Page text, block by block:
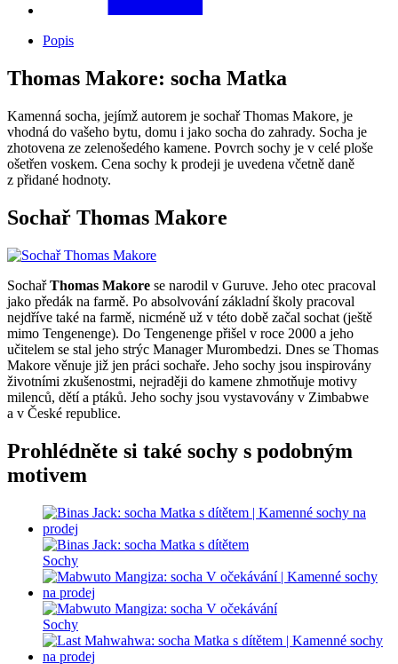
Popis
Thomas Makore: socha Matka
Kamenná socha, jejímž autorem je sochař Thomas Makore, je
vhodná do vašeho bytu, domu i jako socha do zahrady. Socha je
zhotovena ze zelenošedého kamene. Povrch sochy je v celé ploše
ošetřen voskem. Cena sochy k prodeji je uvedena včetně daně
z přidané hodnoty.
Sochař Thomas Makore
SochařThomas Makore se narodil v Guruve. Jeho otec pracoval
jako předák na farmě. Po absolvování základní školy pracoval
nejdříve také na farmě, nicméně už v této době začal sochat (ještě
mimo Tengenenge). Do Tengenenge přišel v roce 2000 a jeho
učitelem se stal jeho strýc Manager Murombedzi. Dnes se Thomas
Makore věnuje již jen práci sochaře. Jeho sochy jsou inspirovány
životními zkušenostmi, nejraději do kamene zhmotňuje motivy
milenců, dětí a ptáků. Jeho sochy jsou vystavovány v Zimbabwe
a v České republice.
Prohlédněte si také sochy s podobným
motivem
Sochy
Sochy